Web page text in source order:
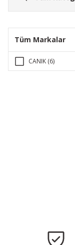
Tüm Markalar
CANIK (6)